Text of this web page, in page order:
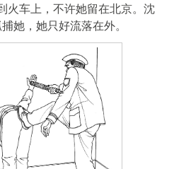
火车上，不许她留在北京。沈
她，她只好流落在外。